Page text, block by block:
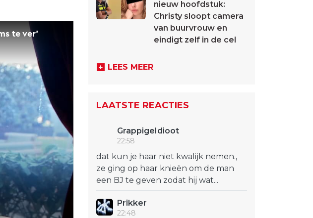
nieuw hoofdstuk:
Christy sloopt camera
van buurvrouw en
eindigt zelf in de cel
LEES MEER
LAATSTE REACTIES
GrappigeIdioot
22:58
dat kun je haar niet kwalijk nemen.,
ze ging op haar knieën om de man
een BJ te geven zodat hij wat...
Prikker
22:48